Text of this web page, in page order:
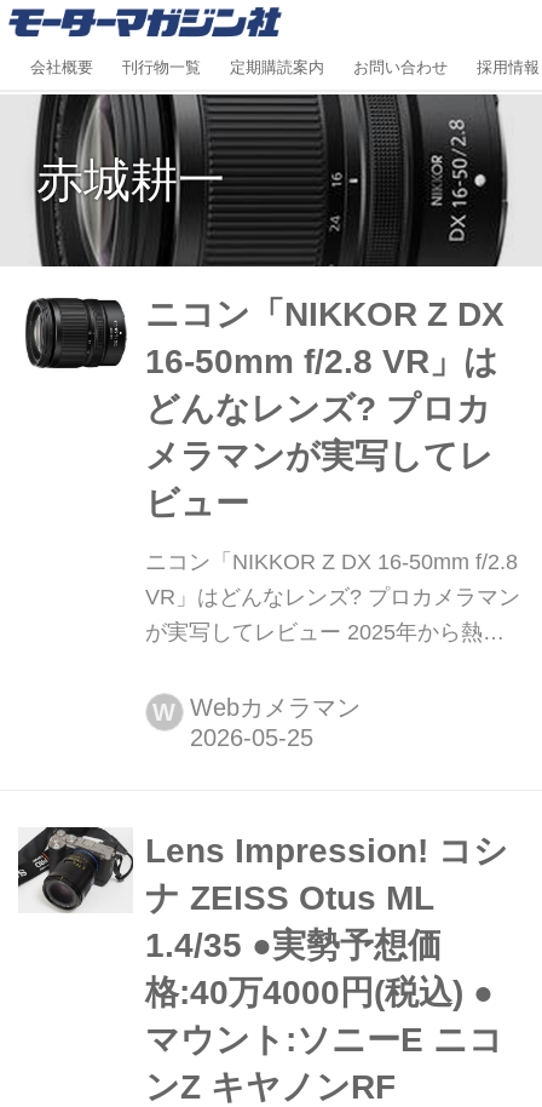
会社概要 刊行物一覧 定期購読案内 お問い合わせ 採用情報
赤城耕一
ニコン「NIKKOR Z DX
16-50mm f/2.8 VR」は
どんなレンズ? プロカ
メラマンが実写してレ
ビュー
ニコン「NIKKOR Z DX 16-50mm f/2.8
VR」はどんなレンズ? プロカメラマン
が実写してレビュー 2025年から熱烈
というプロカメラマン赤城耕一氏が、
ニコン「NIKKOR Z DX 16-50mm f/2.8
ト)
W Webカメラマン
Lens Impression! コシ
ナ ZEISS Otus ML
1.4/35 ●実勢予想価
格:40万4000円(税込) ●
マウント:ソニーE ニコ
ンZ キヤノンRF